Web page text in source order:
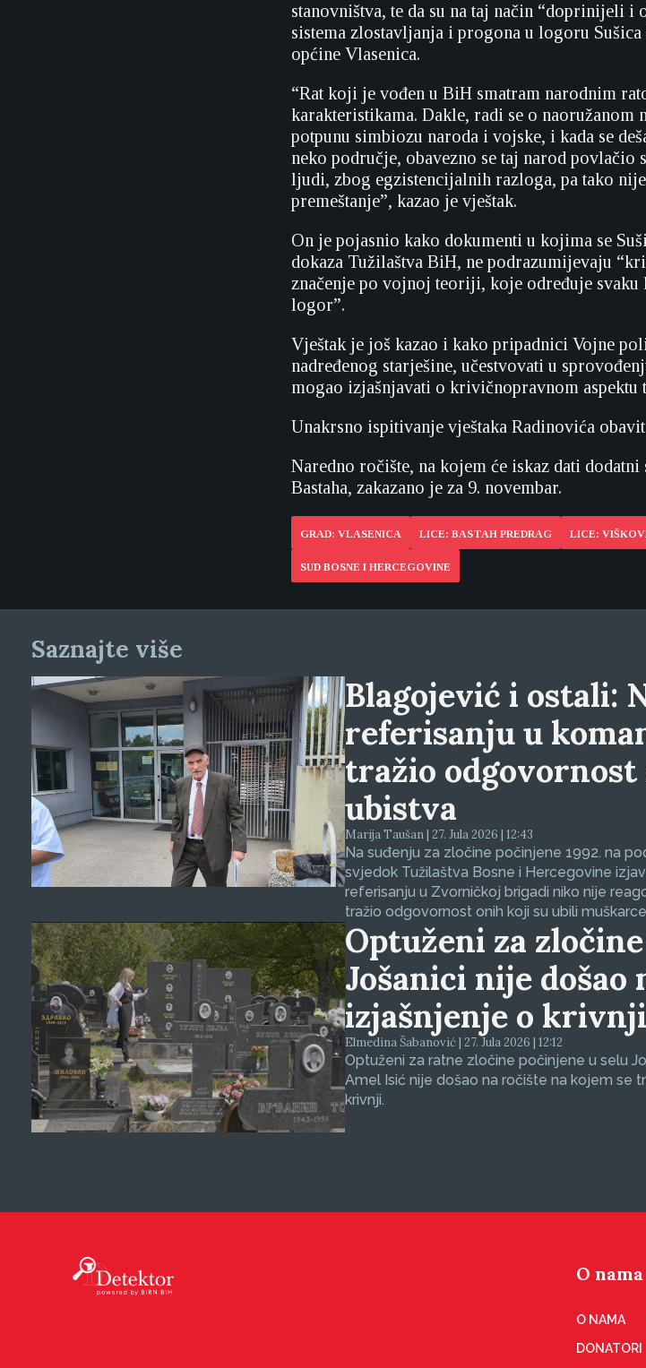
stanovništva, te da su na taj način “doprinijeli
sistema zlostavljanja i progona u logoru
općine Vlasenica.
“Rat koji je vođen u BiH smatram narodnim
karakteristikama. Dakle, radi se o naoružanom
potpunu simbiozu naroda i vojske, i kada se
neko područje, obavezno se taj narod
ljudi, zbog egzistencijalnih razloga, pa tako
premeštanje”, kazao je vještak.
On je pojasnio kako dokumenti u kojima se
dokaza Tužilaštva BiH, ne podrazumijevaju
značenje po vojnoj teoriji, koje određuje
logor”.
Vještak je još kazao i kako pripadnici Vojne
nadređenog starješine, učestvovati u
mogao izjašnjavati o krivičnopravnom aspektu
Unakrsno ispitivanje vještaka Radinovića
Naredno ročište, na kojem će iskaz dati
Bastaha, zakazano je za 9. novembar.
GRAD: VLASENICA LICE: BASTAH PREDRAG LICE:
SUD BOSNE I HERCEGOVINE
Saznajte više
Blagojević i ostali:
referisanju u
tražio odgovornost
ubistva
Marija Taušan | 27. Jula 2026 | 12:43
Na suđenju za zločine počinjene 1992. na
svjedok Tužilaštva Bosne i Hercegovine
referisanju u Zvorničkoj brigadi niko nije
tražio odgovornost onih koji su ubili
Optuženi za
Jošanici nije došao
izjašnjenje o krivnji
Elmedina Šabanović | 27. Jula 2026 | 12:12
Optuženi za ratne zločine počinjene u selu
Amel Isić nije došao na ročište na kojem se
krivnji.
O nama
O NAMA
DONATORI